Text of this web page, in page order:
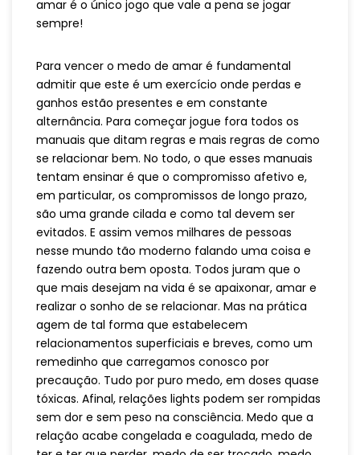
amar é o único jogo que vale a pena se jogar
sempre!
Para vencer o medo de amar é fundamental
admitir que este é um exercício onde perdas e
ganhos estão presentes e em constante
alternância. Para começar jogue fora todos os
manuais que ditam regras e mais regras de como
se relacionar bem. No todo, o que esses manuais
tentam ensinar é que o compromisso afetivo e,
em particular, os compromissos de longo prazo,
são uma grande cilada e como tal devem ser
evitados. E assim vemos milhares de pessoas
nesse mundo tão moderno falando uma coisa e
fazendo outra bem oposta. Todos juram que o
que mais desejam na vida é se apaixonar, amar e
realizar o sonho de se relacionar. Mas na prática
agem de tal forma que estabelecem
relacionamentos superficiais e breves, como um
remedinho que carregamos conosco por
precaução. Tudo por puro medo, em doses quase
tóxicas. Afinal, relações lights podem ser rompidas
sem dor e sem peso na consciência. Medo que a
relação acabe congelada e coagulada, medo de